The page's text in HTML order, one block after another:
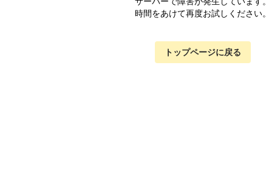
時間をあけて再度お試しください。
トップページに戻る